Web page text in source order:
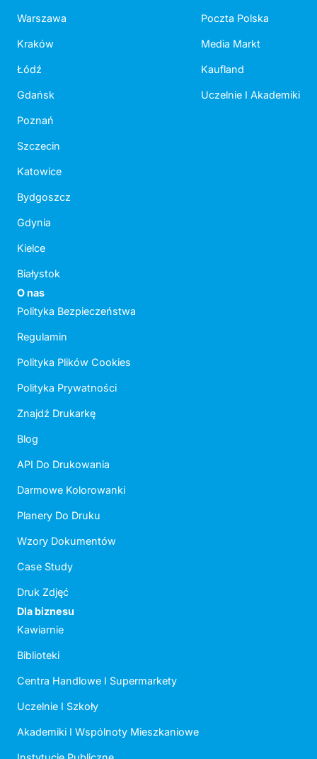
Warszawa
Kraków
Łódź
Gdańsk
Poznań
Szczecin
Katowice
Bydgoszcz
Gdynia
Kielce
Białystok
Poczta Polska
Media Markt
Kaufland
Uczelnie I Akademiki
O nas
Polityka Bezpieczeństwa
Regulamin
Polityka Plików Cookies
Polityka Prywatności
Znajdź Drukarkę
Blog
API Do Drukowania
Darmowe Kolorowanki
Planery Do Druku
Wzory Dokumentów
Case Study
Druk Zdjęć
Dla biznesu
Kawiarnie
Biblioteki
Centra Handlowe I Supermarkety
Uczelnie I Szkoły
Akademiki I Wspólnoty Mieszkaniowe